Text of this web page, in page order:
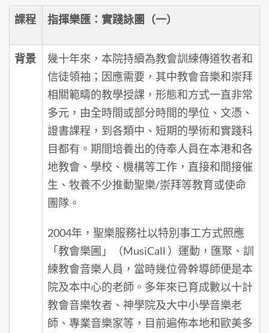
課程 指揮樂匯：實踐詠團（一）
背景
幾十年來，本院持續為教會訓練傳道牧者和
信徒領袖；因應需要，其中教會音樂和崇拜
相關範疇的教學授課，形態和方式一直非常
多元，由全時間或部分時間的學位、文憑、
證書課程，到各類中、短期的學術和實踐科
目都有。期間培養出的侍奉人員在本港和各
地教會、學校、機構等工作，直接和間接催
生、牧養不少推動聖樂/崇拜等教育或使命
團隊。
2004年，聖樂服務社以特別事工方式照應
「教會樂圃」（MusiCall ）運動，匯聚、訓
練教會音樂人員，當時幾位骨幹導師便是本
院及本中心的老師。多年來已育成數以十計
教會音樂牧者、神學院及大中小學音樂老
師、專業音樂家等，目前遍佈本地和歐美多